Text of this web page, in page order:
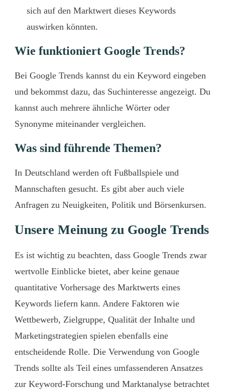
sich auf den Marktwert dieses Keywords
auswirken könnten.
Wie funktioniert Google Trends?
Bei Google Trends kannst du ein Keyword eingeben
und bekommst dazu, das Suchinteresse angezeigt. Du
kannst auch mehrere ähnliche Wörter oder
Synonyme miteinander vergleichen.
Was sind führende Themen?
In Deutschland werden oft Fußballspiele und
Mannschaften gesucht. Es gibt aber auch viele
Anfragen zu Neuigkeiten, Politik und Börsenkursen.
Unsere Meinung zu Google Trends
Es ist wichtig zu beachten, dass Google Trends zwar
wertvolle Einblicke bietet, aber keine genaue
quantitative Vorhersage des Marktwerts eines
Keywords liefern kann. Andere Faktoren wie
Wettbewerb, Zielgruppe, Qualität der Inhalte und
Marketingstrategien spielen ebenfalls eine
entscheidende Rolle. Die Verwendung von Google
Trends sollte als Teil eines umfassenderen Ansatzes
zur Keyword-Forschung und Marktanalyse betrachtet